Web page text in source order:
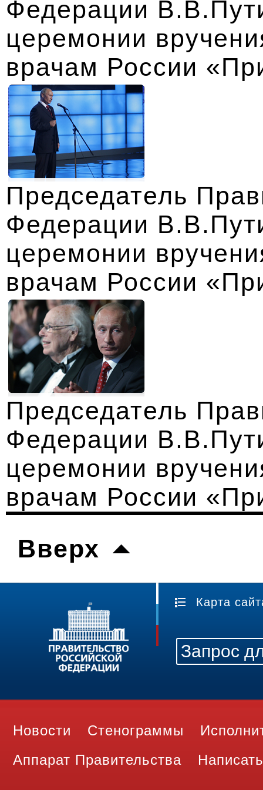
Федерации
церемонии
врачам России
Председатель
Федерации
церемонии
врачам России
Председатель
Федерации
церемонии
врачам России
Вверх
Карта
Новости Стенограммы
Аппарат Правительства